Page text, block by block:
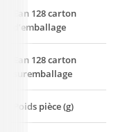
Ean 128 carton
d’emballage
Ean 128 carton
suremballage
Poids pièce (g)